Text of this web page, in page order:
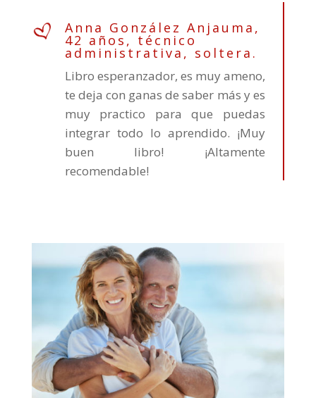
Anna González Anjauma,
42 años, técnico
administrativa, soltera.
Libro esperanzador, es muy ameno,
te deja con ganas de saber más y es
muy practico para que puedas
integrar todo lo aprendido. ¡Muy
buen libro! ¡Altamente
recomendable!